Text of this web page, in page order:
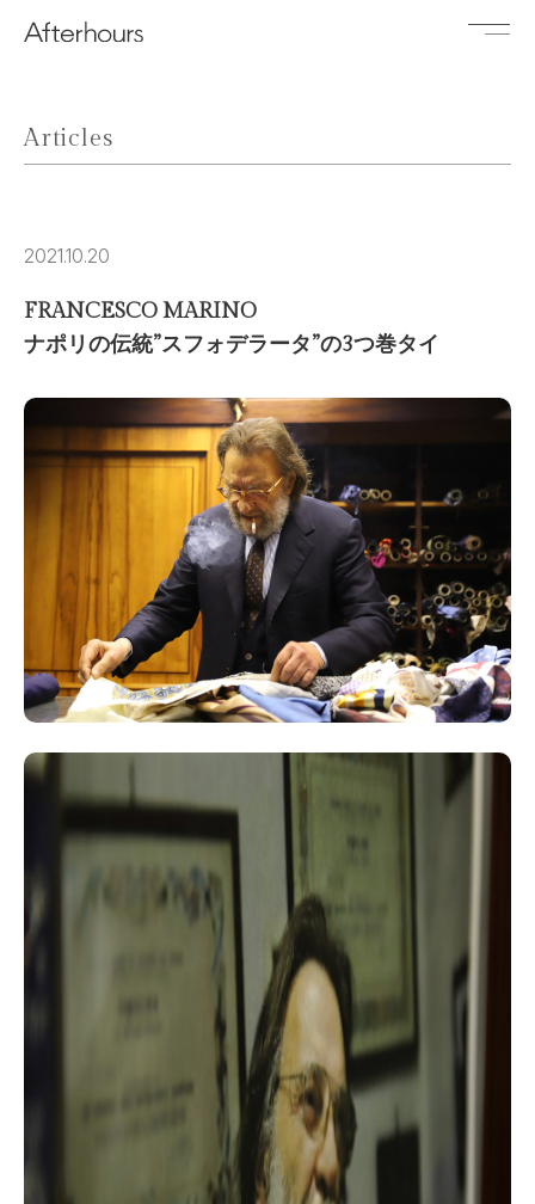
Articles
2021.10.20
FRANCESCO MARINO
ナポリの伝統”スフォデラータ”の3つ巻タイ